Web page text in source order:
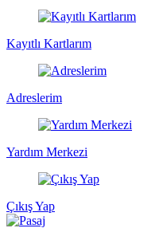
Kayıtlı Kartlarım
Adreslerim
Yardım Merkezi
Çıkış Yap